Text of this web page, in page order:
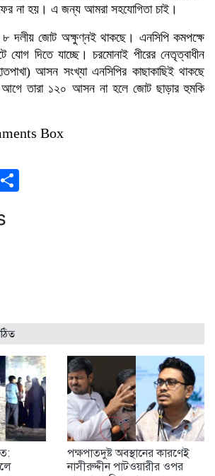
না হয়। এ জন্য আমরা সহযোগিতা চাই।
৮ দলীয় জোট অক্ষুণ্নই থাকছে। এনসিপি কমপক্ষে
দিতে যাচ্ছে। চরমোনাই পীরের নেতৃত্বাধীন
আসন সংখ্যা এনসিপির কাছাকাছিই থাকছে
তারা ১২০ আসন না হলে জোট ছাড়ার হুমকি
Box
পক্ষপাতদুষ্ট অবস্থানের কারণেই
নাসীরুদ্দীন পাটওয়ারীর ওপর